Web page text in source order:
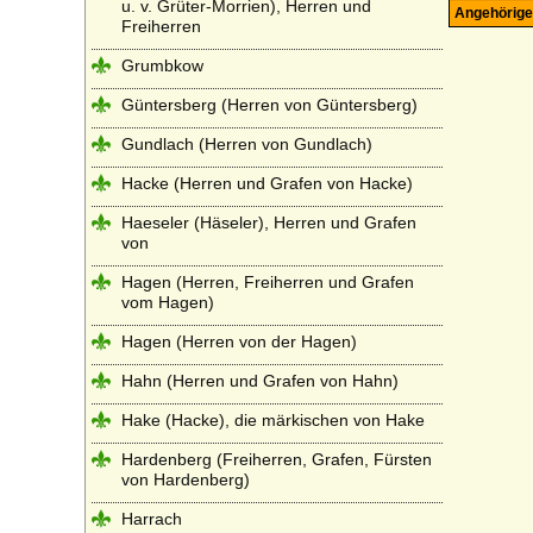
u. v. Grüter-Morrien), Herren und
Freiherren
Grumbkow
Güntersberg (Herren von Güntersberg)
Gundlach (Herren von Gundlach)
Hacke (Herren und Grafen von Hacke)
Haeseler (Häseler), Herren und Grafen
von
Hagen (Herren, Freiherren und Grafen
vom Hagen)
Hagen (Herren von der Hagen)
Hahn (Herren und Grafen von Hahn)
Hake (Hacke), die märkischen von Hake
Hardenberg (Freiherren, Grafen, Fürsten
von Hardenberg)
Harrach